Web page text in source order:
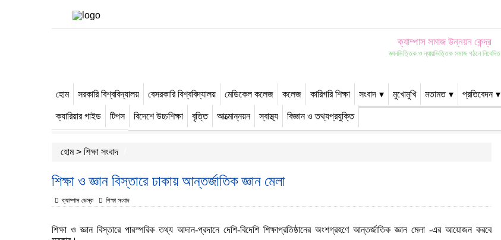
ক্যাম্পাস সমাজ উন্নয়ন কেন্দ্র
জ্ঞানভিত্তিক ও ন্যায়ভিত্তিক সমাজ গঠনে নিবেদিত
হোম সরকারি বিশ্ববিদ্যালয় বেসরকারি বিশ্ববিদ্যালয় মেডিকেল কলেজ কলেজ কারিগরি শিক্ষা সংবাদ মুখোমুখি মতামত প্রতিবেদন
ক্যারিয়ার গাইড টিপস বিদেশে উচ্চশিক্ষা বৃত্তি আত্মোন্নয়ন স্বাস্থ্য বিজ্ঞান ও তথ্যপ্রযুক্তি
-->
বিশেষ খবর
হোম> শিক্ষা সংবাদ
শিক্ষা ও জ্ঞান বিস্তারে ঢাকায় আন্তর্জাতিক জ্ঞান মেলা
ক্যাম্পাস ডেস্ক শিক্ষা সংবাদ
শিক্ষা ও জ্ঞান বিস্তারে পারস্পরিক তথ্য আদান-প্রদানে দেশি-বিদেশি শিক্ষাপ্রতিষ্ঠানের অংশগ্রহণে আন্তর্জাতিক জ্ঞান মেলা -এর আয়োজন করবে